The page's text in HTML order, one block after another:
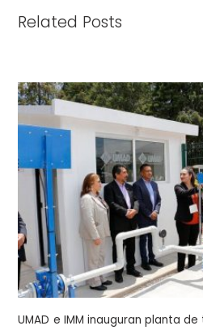
Related Posts
UMAD e IMM inauguran planta